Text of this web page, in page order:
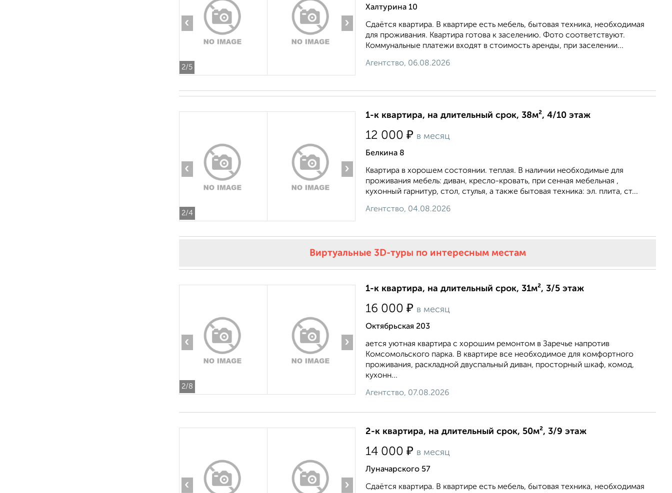
2/5
‹ ›
Халтурина 10
Сдаётся квартира. В квартире есть мебель, бытовая техника, необходимая
для проживания. Квартира готова к заселению. Фото соответствуют.
Коммунальные платежи входят в стоимость аренды, при заселении...
Агентство, 06.08.2026
2/4
‹ ›
1-к квартира, на длительный срок, 38м², 4/10 этаж
12 000 ₽ в месяц
Белкина 8
Квартира в хорошем состоянии. теплая. В наличии необходимые для
проживания мебель: диван, кресло-кровать, при сенная мебельная ,
кухонный гарнитур, стол, стулья, а также бытовая техника: эл. плита, ст...
Агентство, 04.08.2026
Виртуальные 3D-туры по интересным местам
2/8
‹ ›
1-к квартира, на длительный срок, 31м², 3/5 этаж
16 000 ₽ в месяц
Октябрьская 203
ается уютная квартира с хорошим ремонтом в Заречье напротив
Комсомольского парка. В квартире все необходимое для комфортного
проживания, раскладной двуспальный диван, просторный шкаф, комод,
кухонн...
Агентство, 07.08.2026
‹ ›
2-к квартира, на длительный срок, 50м², 3/9 этаж
14 000 ₽ в месяц
Луначарского 57
Сдаётся квартира. В квартире есть мебель, бытовая техника, необходимая